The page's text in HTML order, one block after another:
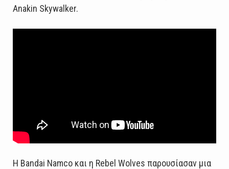
Anakin Skywalker.
Η Bandai Namco και η Rebel Wolves παρουσίασαν μια